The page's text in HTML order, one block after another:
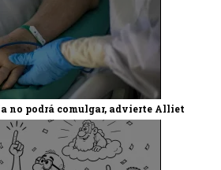
no podrá comulgar, advierte Alliet